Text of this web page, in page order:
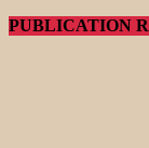
PUBLICATION